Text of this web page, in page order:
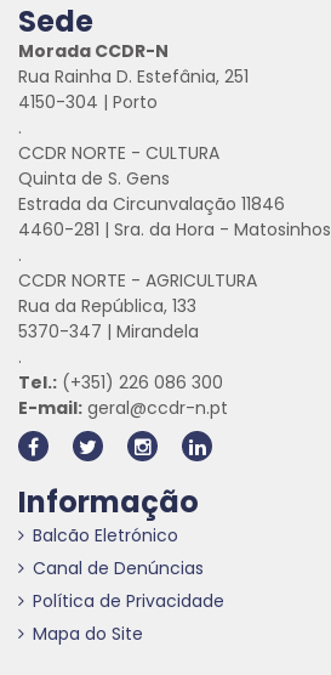
Sede
Morada CCDR-N
Rua Rainha D. Estefânia, 251
4150-304 | Porto
.
CCDR NORTE - CULTURA
Quinta de S. Gens
Estrada da Circunvalação 11846
4460-281 | Sra. da Hora - Matosinhos
.
CCDR NORTE - AGRICULTURA
Rua da República, 133
5370-347 | Mirandela
.
Tel.: (+351) 226 086 300
E-mail: geral@ccdr-n.pt
Informação
Balcão Eletrónico
Canal de Denúncias
Política de Privacidade
Mapa do Site